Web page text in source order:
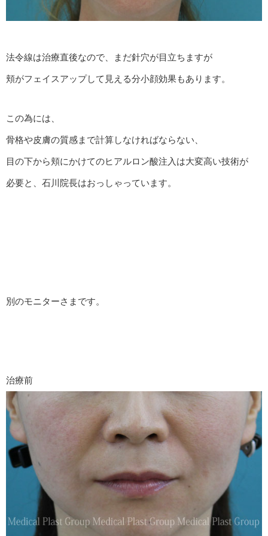
法令線は治療直後なので、まだ針穴が目立ちますが
頬がフェイスアップして見える分小顔効果もあります。
この為には、
骨格や皮膚の質感まで計算しなければならない、
目の下から頬にかけてのヒアルロン酸注入は大変高い技術が
必要と、石川院長はおっしゃっています。
別のモニターさまです。
治療前